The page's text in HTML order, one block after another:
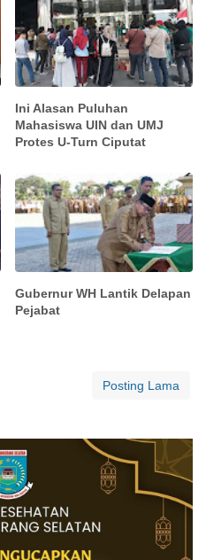
Ini Alasan Puluhan
Mahasiswa UIN dan UMJ
Protes U-Turn Ciputat
Gubernur WH Lantik Delapan
Pejabat
Posting Lama